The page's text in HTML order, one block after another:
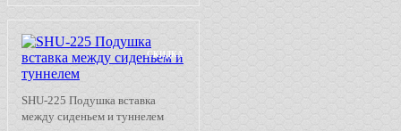
СКИДКА
SHU-225 Подушка вставка
между сиденьем и туннелем